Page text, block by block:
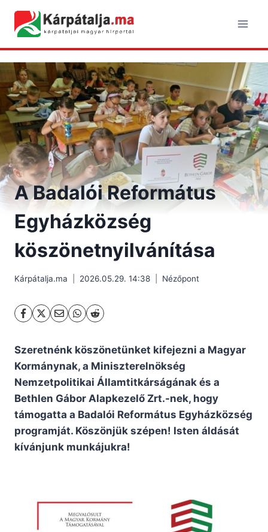
content
A Badalói Református
Egyházközség
köszönetnyilvánítása
Kárpátalja.ma 2026.05.29. 14:38 Nézőpont
Szeretnénk köszönetünket kifejezni a Magyar
Kormánynak, a Miniszterelnökség
Nemzetpolitikai Államtitkárságának és a
Bethlen Gábor Alapkezelő Zrt.-nek, hogy
támogatta a Badalói Református Egyházközség
programját. Köszönjük szépen! Isten áldását
kívánjunk munkájukra!